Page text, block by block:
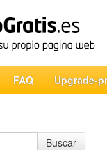
FAQ Upgrade-
Buscar